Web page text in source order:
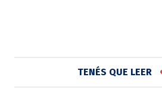
TENÉS QUE LEER